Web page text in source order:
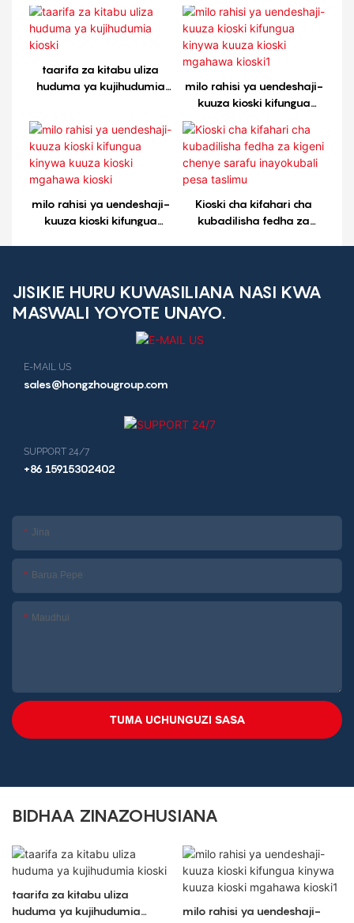
taarifa za kitabu uliza
huduma ya kujihudumia
milo rahisi ya uendeshaji-
kuuza kioski kifungua
mgahawa kioski1
milo rahisi ya uendeshaji-
kuuza kioski kifungua
Kioski cha kifahari cha
kubadilisha fedha za
JISIKIE HURU KUWASILIANA NASI KWA
MASWALI YOYOTE UNAYO.
E-MAIL US
sales@hongzhougroup.com
SUPPORT 24/7
+86 15915302402
Jina
Barua Pepe
Maudhui
TUMA UCHUNGUZI SASA
BIDHAA ZINAZOHUSIANA
taarifa za kitabu uliza
huduma ya kujihudumia
milo rahisi ya uendeshaji-